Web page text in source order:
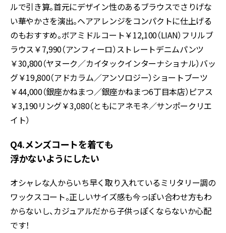
ルで引き算。首元にデザイン性のあるブラウスでさりげな
い華やかさを演出。ヘアアレンジをコンパクトに仕上げる
のもおすすめ。ボアミドルコート￥12,100（LIAN）フリルブ
ラウス￥7,990（アンフィーロ）ストレートデニムパンツ
￥30,800（ヤヌーク／カイタックインターナショナル）バッ
グ￥19,800（アドカラム／アンソロジー）ショートブーツ
￥44,000（銀座かねまつ／銀座かねまつ6丁目本店）ピアス
￥3,190リング￥3,080（ともにアネモネ／サンポークリエ
イト）
Q4.メンズコートを着ても
浮かないようにしたい
オシャレな人からいち早く取り入れているミリタリー調の
ワックスコート。正しいサイズ感も今っぽい合わせ方もわ
からないし、カジュアルだから子供っぽくならないか心配
です！